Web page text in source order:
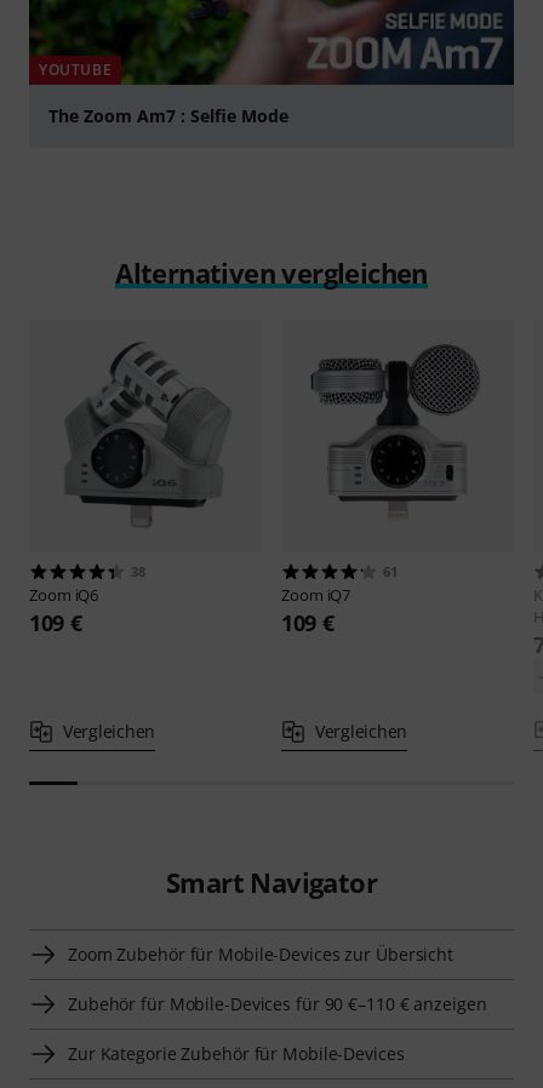
YOUTUBE
The Zoom Am7 : Selfie Mode
Alternativen vergleichen
38
Zoom iQ6
109 €
Vergleichen
61
Zoom iQ7
109 €
Vergleichen
Smart Navigator
Zoom Zubehör für Mobile-Devices zur Übersicht
Zubehör für Mobile-Devices für 90 €–110 € anzeigen
Zur Kategorie Zubehör für Mobile-Devices